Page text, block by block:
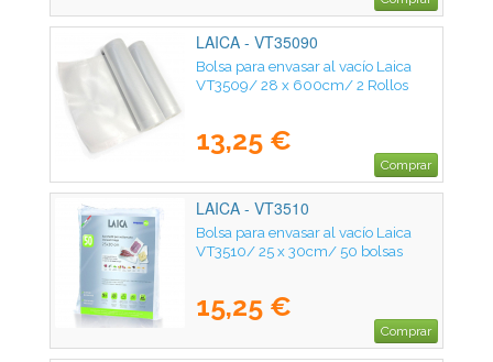
LAICA - VT35090
Bolsa para envasar al vacío Laica
VT3509/ 28 x 600cm/ 2 Rollos
13,25 €
Comprar
LAICA - VT3510
Bolsa para envasar al vacío Laica
VT3510/ 25 x 30cm/ 50 bolsas
15,25 €
Comprar